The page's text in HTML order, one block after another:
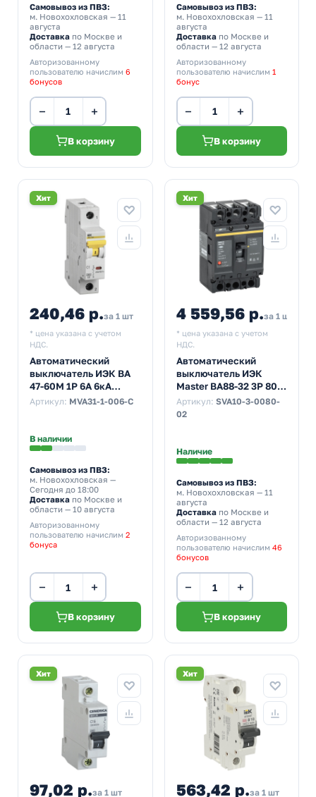
Самовывоз из ПВЗ:
м. Новохохловская — 11
августа
Доставка по Москве и
области — 12 августа
Авторизованному
пользователю начислим 6
бонусов
− +
В корзину
Самовывоз из ПВЗ:
м. Новохохловская — 11
августа
Доставкапо Москве и
области — 12 августа
Авторизованному
пользователю начислим 1
бонус
− +
В корзину
Хит
240,46 р.за 1 шт
* цена указана с учетом
НДС.
Автоматический
выключатель ИЭК ВА
47-60M 1Р 6А 6кА
характеристика С
Артикул: MVA31-1-006-C
В наличии
Самовывоз из ПВЗ:
м. Новохохловская —
Сегодня до 18:00
Доставка по Москве и
области — 10 августа
Авторизованному
пользователю начислим 2
бонуса
− +
В корзину
Хит
4 559,56 р.за 1 шт
* цена указана с учетом
НДС.
Автоматический
выключатель ИЭК
Master ВА88-32 3Р 80А
25кА (автомат
электрический)
Артикул: SVA10-3-0080-
02
Наличие
Самовывоз из ПВЗ:
м. Новохохловская — 11
августа
Доставкапо Москве и
области — 12 августа
Авторизованному
пользователю начислим 46
бонусов
− +
В корзину
Хит
97,02 р.за 1 шт
Хит
563,42 р.за 1 шт